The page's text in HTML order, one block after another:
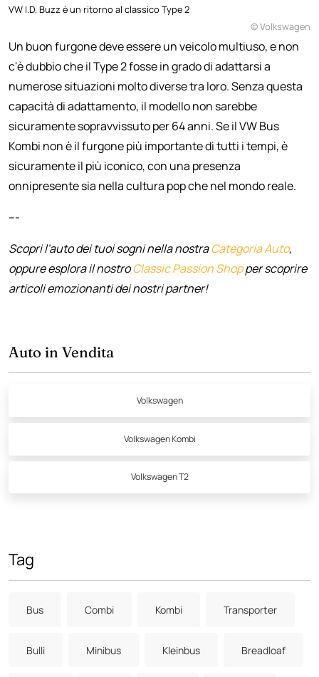
VW I.D. Buzz è un ritorno al classico Type 2
© Volkswagen
Un buon furgone deve essere un veicolo multiuso, e non
c'è dubbio che il Type 2 fosse in grado di adattarsi a
numerose situazioni molto diverse tra loro. Senza questa
capacità di adattamento, il modello non sarebbe
sicuramente sopravvissuto per 64 anni. Se il VW Bus
Kombi non è il furgone più importante di tutti i tempi, è
sicuramente il più iconico, con una presenza
onnipresente sia nella cultura pop che nel mondo reale.
---
Scopri l'auto dei tuoi sogni nella nostraCategoria Auto,
oppure esplora il nostroClassic Passion Shopper scoprire
articoli emozionanti dei nostri partner!
Auto in Vendita
Volkswagen
Volkswagen Kombi
Volkswagen T2
Tag
Bus Combi Kombi Transporter
Bulli Minibus Kleinbus Breadloaf